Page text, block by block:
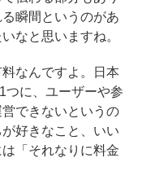
瞬間というのがあ
なと思いますね。
なんですよ。日本
つに、ユーザーや参
できないというの
好きなこと、いい
「それなりに料金